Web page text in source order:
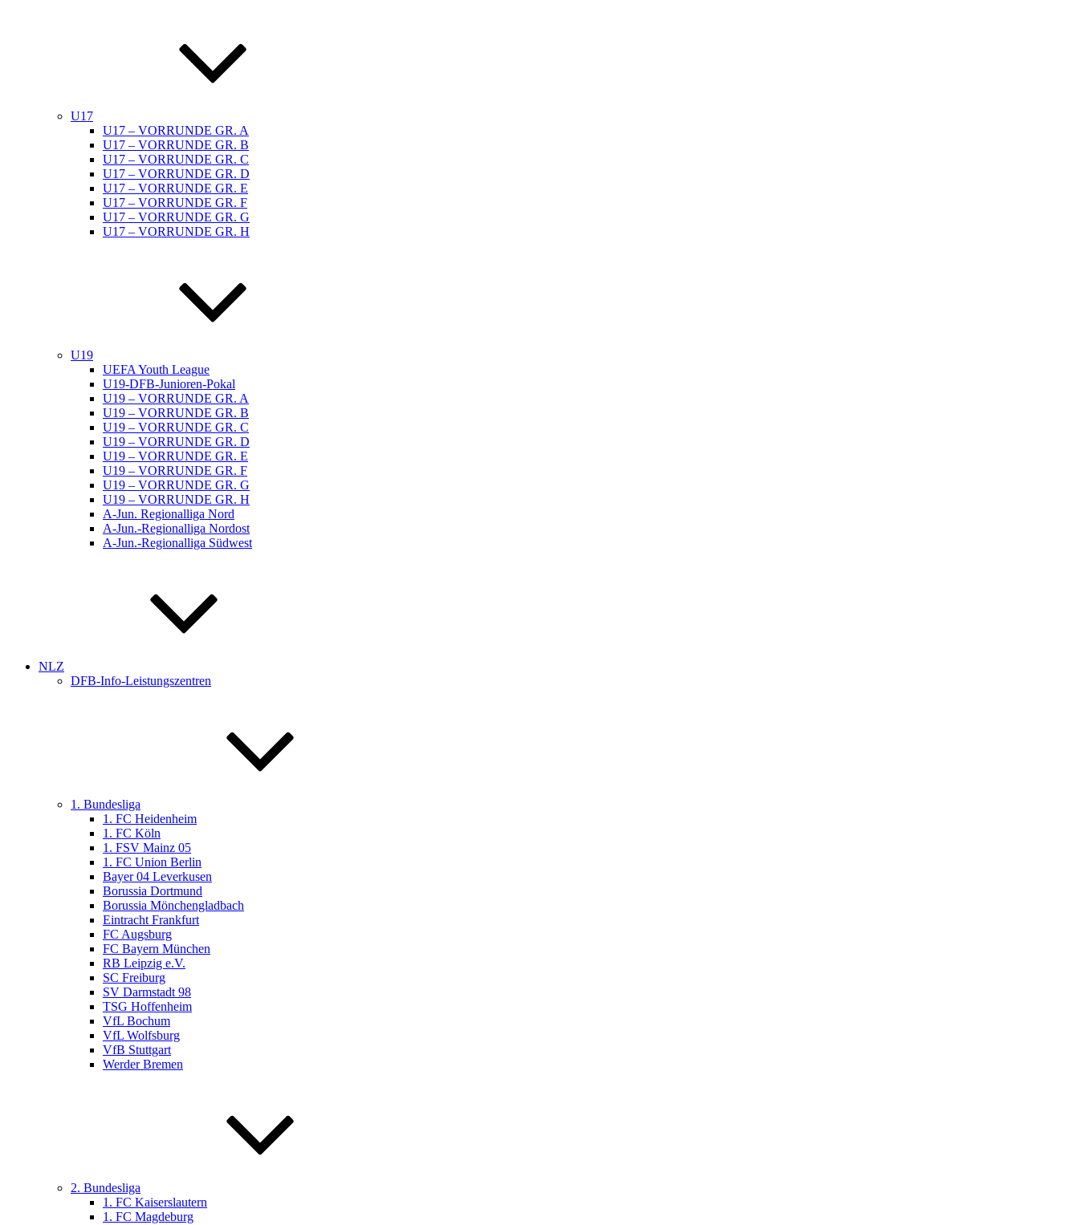
U17
U17 – VORRUNDE GR. A
U17 – VORRUNDE GR. B
U17 – VORRUNDE GR. C
U17 – VORRUNDE GR. D
U17 – VORRUNDE GR. E
U17 – VORRUNDE GR. F
U17 – VORRUNDE GR. G
U17 – VORRUNDE GR. H
U19
UEFA Youth League
U19-DFB-Junioren-Pokal
U19 – VORRUNDE GR. A
U19 – VORRUNDE GR. B
U19 – VORRUNDE GR. C
U19 – VORRUNDE GR. D
U19 – VORRUNDE GR. E
U19 – VORRUNDE GR. F
U19 – VORRUNDE GR. G
U19 – VORRUNDE GR. H
A-Jun. Regionalliga Nord
A-Jun.-Regionalliga Nordost
A-Jun.-Regionalliga Südwest
NLZ
DFB-Info-Leistungszentren
1. Bundesliga
1. FC Heidenheim
1. FC Köln
1. FSV Mainz 05
1. FC Union Berlin
Bayer 04 Leverkusen
Borussia Dortmund
Borussia Mönchengladbach
Eintracht Frankfurt
FC Augsburg
FC Bayern München
RB Leipzig e.V.
SC Freiburg
SV Darmstadt 98
TSG Hoffenheim
VfL Bochum
VfL Wolfsburg
VfB Stuttgart
Werder Bremen
2. Bundesliga
1. FC Kaiserslautern
1. FC Magdeburg